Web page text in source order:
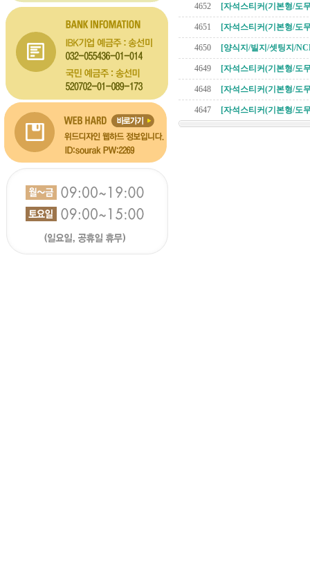
4652 [자석스티커(기본형/도
4651 [자석스티커(기본형/도
4650 [양식지/빌지/셋팅지/
4649 [자석스티커(기본형/도
4648 [자석스티커(기본형/도
4647 [자석스티커(기본형/도